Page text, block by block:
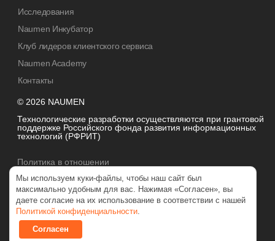
© 2026 NAUMEN
Технологические разработки осуществляются при грантовой
поддержке Российского фонда развития информационных
технологий (РФРИТ)
Политика в отношении
Исследования
Naumen Инкубатор
Клуб лидеров клиентского сервиса
Naumen Academy
Контакты
Мы используем куки-файлы, чтобы наш сайт был
максимально удобным для вас. Нажимая «Согласен», вы
даете согласие на их использование в соответствии с нашей
Политикой конфиденциальности.
Согласен